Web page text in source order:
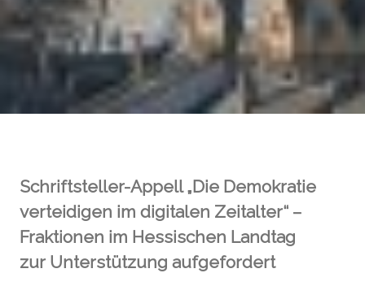
Schriftsteller-Appell „Die Demokratie
verteidigen im digitalen Zeitalter“ –
Fraktionen im Hessischen Landtag
zur Unterstützung aufgefordert